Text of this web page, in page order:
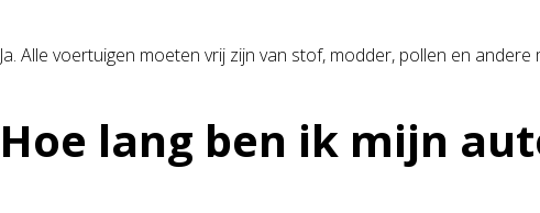
Ja. Alle voertuigen moeten vrij zijn van stof, modder, pollen en
Hoe lang ben ik mijn